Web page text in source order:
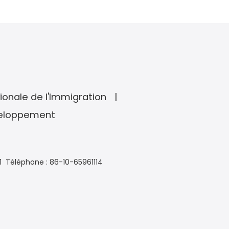
de l'Immigration
Téléphone : 86-10-65961114